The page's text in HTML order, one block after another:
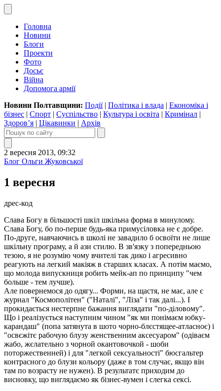
Головна
Новини
Блоги
Проекти
Фото
Досьє
Війна
Допомога армії
Новини Полтавщини: Події| Політика і влада | Економіка і
бізнес | Спорт | Суспільство | Культура і освіта | Кримінал |
Здоров’я | Цікавинки | Архів
2 вересня 2013, 09:32
Блог Ольги Жуковської
1 вересня
дрес-код
Слава Богу в більшості шкіл шкільна форма в минулому.
Слава Богу, бо по-перше будь-яка примусіловка не є добре.
По-друге, навчаючись в школі не завадило б освоїти не лише
шкільну програму, а й ази стилю. В зв'язку з попередньою
тезою, я не розумію чому вчителі так дико і агресивно
реагують на легкий макіяж в старших класах. А потім маємо,
що молода випускниця робить мейк-ап по принципу "чем
больше - тем лучше).
Але повернемося до одягу... Форми, на щастя, не має, але є
журнал "Космополітен" ("Наталі", "Ліза" і так далі...). І
прокидається нестерпне бажання виглядати "по-діловому".
Що і реалізується наступним чином "як ми понімаєм юбку-
карандаш" (попа затянута в шото чорно-блєстящее-атласноє) і
"освєжітє рабочую блузу женственним аксесуаром" (одіваєм
жабо, жєлательно з чорной окантовочкой - шоби
поторжественней) і для "легкой сексуальності" бюсгальтер
контрасного до блузи кольору (даже в том случає, якщо він
там по возрасту не нужен). В результатє приходим до
висновку, що виглядаємо як бізнес-вумен і слегка сексі.